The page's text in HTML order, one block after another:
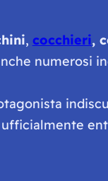
, cocchieri,
numerosi